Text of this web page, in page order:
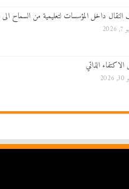
النقال داخل المؤسسات لتعليمية من السماح الى
الاكتفاء الذاتي